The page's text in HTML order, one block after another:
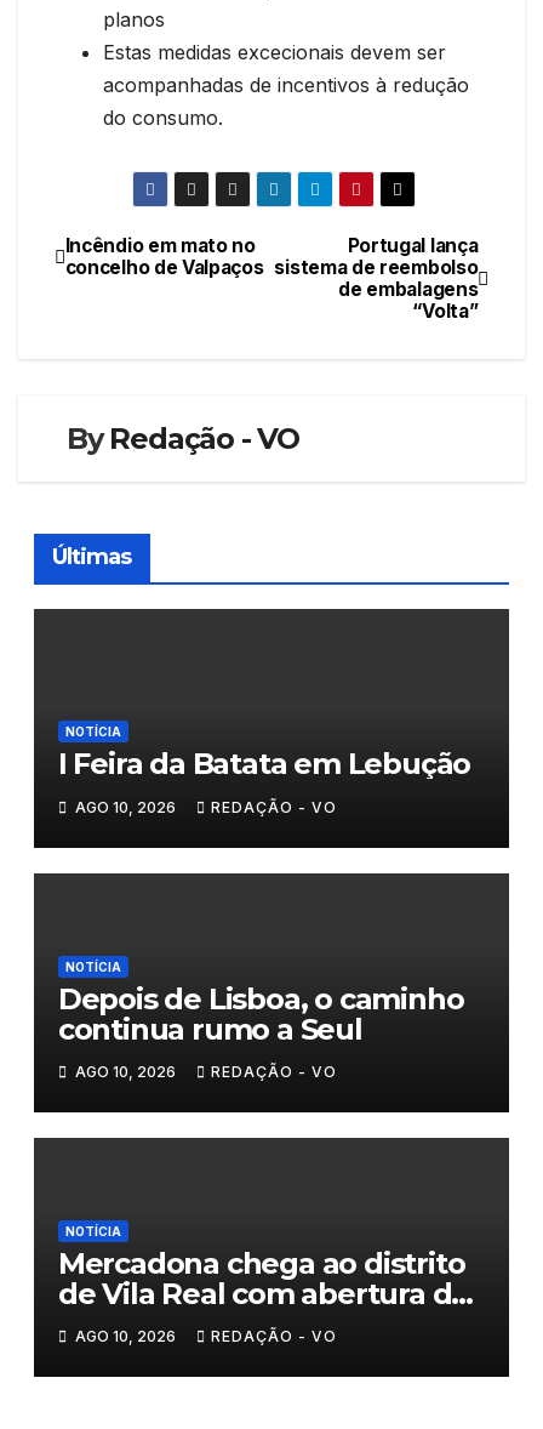
planos
Estas medidas excecionais devem ser
acompanhadas de incentivos à redução
do consumo.
Navegação
Portugal lança
sistema de reembolso
de embalagens
“Volta”
Incêndio em mato no
concelho de Valpaços
ByRedação - VO
Últimas
NOTÍCIA
I Feira da Batata em Lebução
AGO 10, 2026 REDAÇÃO - VO
NOTÍCIA
Depois de Lisboa, o caminho
continua rumo a Seul
AGO 10, 2026 REDAÇÃO - VO
NOTÍCIA
Mercadona chega ao distrito
de Vila Real com abertura da
primeira loja em setembro
AGO 10, 2026 REDAÇÃO - VO